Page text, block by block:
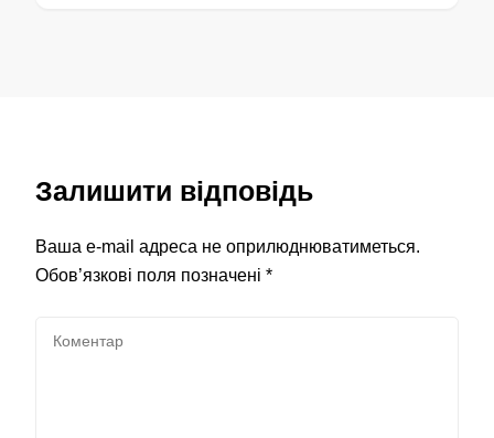
Залишити відповідь
Ваша e-mail адреса не оприлюднюватиметься.
Обов’язкові поля позначені *